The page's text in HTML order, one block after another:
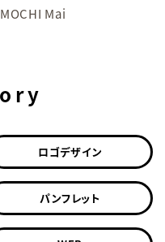
Mai
ロゴデザイン
パンフレット